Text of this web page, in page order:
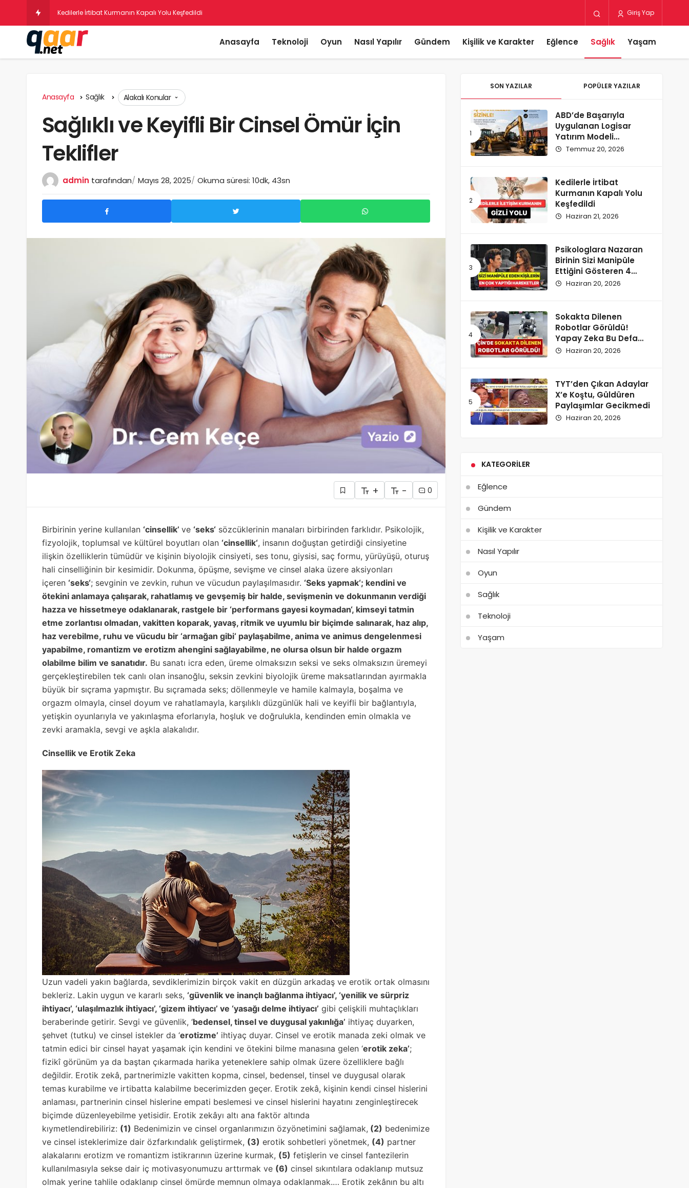
Psikologlara Nazaran Birin Giriş Yap
Anasayfa Teknoloji Oyun Nasıl Yapılır Gündem Kişilik ve Karakter Eğlence Sağlık Yaşam
Anasayfa Sağlık Alakalı Konular
Sağlıklı ve Keyifli Bir Cinsel Ömür İçin
Teklifler
admin tarafından Mayıs 28, 2025 Okuma süresi: 10dk, 43sn
+ - 0
Birbirinin yerine kullanılan ‘cinsellik’ ve ‘seks‘ sözcüklerinin manaları birbirinden farklıdır. Psikolojik,
fizyolojik, toplumsal ve kültürel boyutları olan ‘cinsellik‘, insanın doğuştan getirdiği cinsiyetine
ilişkin özelliklerin tümüdür ve kişinin biyolojik cinsiyeti, ses tonu, giysisi, saç formu, yürüyüşü, oturuş
hali cinselliğinin bir kesimidir. Dokunma, öpüşme, sevişme ve cinsel alaka üzere aksiyonları
içeren ‘seks‘; sevginin ve zevkin, ruhun ve vücudun paylaşılmasıdır. ‘Seks yapmak‘; kendini ve
ötekini anlamaya çalışarak, rahatlamış ve gevşemiş bir halde, sevişmenin ve dokunmanın verdiği
hazza ve hissetmeye odaklanarak, rastgele bir ‘performans gayesi koymadan‘, kimseyi tatmin
etme zorlantısı olmadan, vakitten koparak, yavaş, ritmik ve uyumlu bir biçimde salınarak, haz alıp,
haz verebilme, ruhu ve vücudu bir ‘armağan gibi‘ paylaşabilme, anima ve animus dengelenmesi
yapabilme, romantizm ve erotizm ahengini sağlayabilme, ne olursa olsun bir halde orgazm
olabilme bilim ve sanatıdır. Bu sanatı icra eden, üreme olmaksızın seksi ve seks olmaksızın üremeyi
gerçekleştirebilen tek canlı olan insanoğlu, seksin zevkini biyolojik üreme maksatlarından ayırmakla
büyük bir sıçrama yapmıştır. Bu sıçramada seks; döllenmeyle ve hamile kalmayla, boşalma ve
orgazm olmayla, cinsel doyum ve rahatlamayla, karşılıklı düzgünlük hali ve keyifli bir bağlantıyla,
yetişkin oyunlarıyla ve yakınlaşma eforlarıyla, hoşluk ve doğrulukla, kendinden emin olmakla ve
zevki aramakla, sevgi ve aşkla alakalıdır.
Cinsellik ve Erotik Zeka
Uzun vadeli yakın bağlarda, sevdiklerimizin birçok vakit en düzgün arkadaş ve erotik ortak olmasını
bekleriz. Lakin uygun ve kararlı seks, ‘güvenlik ve inançlı bağlanma ihtiyacı’, ‘yenilik ve sürpriz
ihtiyacı’, ‘ulaşılmazlık ihtiyacı’, ‘gizem ihtiyacı’ ve ‘yasağı delme ihtiyacı’ gibi çelişkili muhtaçlıkları
beraberinde getirir. Sevgi ve güvenlik, ‘bedensel, tinsel ve duygusal yakınlığa’ ihtiyaç duyarken,
şehvet (tutku) ve cinsel istekler da ‘erotizme’ ihtiyaç duyar. Cinsel ve erotik manada zeki olmak ve
tatmin edici bir cinsel hayat yaşamak için kendini ve ötekini bilme manasına gelen ‘erotik zeka’;
fizikî görünüm ya da baştan çıkarmada harika yeteneklere sahip olmak üzere özelliklere bağlı
değildir. Erotik zekâ, partnerimizle vakitten kopma, cinsel, bedensel, tinsel ve duygusal olarak
temas kurabilme ve irtibatta kalabilme becerimizden geçer. Erotik zekâ, kişinin kendi cinsel hislerini
anlaması, partnerinin cinsel hislerine empati beslemesi ve cinsel hislerini hayatını zenginleştirecek
biçimde düzenleyebilme yetisidir. Erotik zekâyı altı ana faktör altında
kıymetlendirebiliriz: (1) Bedenimizin ve cinsel organlarımızın özyönetimini sağlamak, (2) bedenimize
ve cinsel isteklerimize dair özfarkındalık geliştirmek, (3) erotik sohbetleri yönetmek, (4) partner
alakalarını erotizm ve romantizm istikrarının üzerine kurmak, (5) fetişlerin ve cinsel fantezilerin
kullanılmasıyla sekse dair iç motivasyonumuzu arttırmak ve (6) cinsel sıkıntılara odaklanıp mutsuz
olmak yerine tahlile odaklanıp cinsel ömürde memnun olmaya odaklanmak.… Erotik zekânın bu altı
SON YAZILAR POPÜLER YAZILAR
ABD’de Başarıyla
Uygulanan Logisar
Yatırım Modeli
Türkiye’ye Geliyor
Temmuz 20, 2026
Kedilerle İrtibat
Kurmanın Kapalı Yolu
Keşfedildi
Haziran 21, 2026
Psikologlara Nazaran
Birinin Sizi Manipüle
Ettiğini Gösteren 4
Zımnî İşaret
Haziran 20, 2026
Sokakta Dilenen
Robotlar Görüldü!
Yapay Zeka Bu Defa
Kaldırıma İndi
Haziran 20, 2026
TYT’den Çıkan Adaylar
X’e Koştu, Güldüren
Paylaşımlar Gecikmedi
Haziran 20, 2026
KATEGORILER
Eğlence
Gündem
Kişilik ve Karakter
Nasıl Yapılır
Oyun
Sağlık
Teknoloji
Yaşam